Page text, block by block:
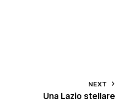
NEXT
Una Lazio stellare